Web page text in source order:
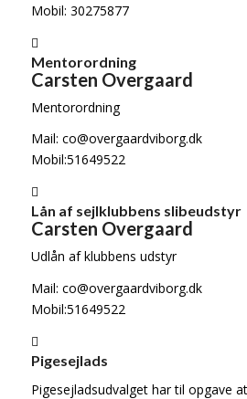
Mobil: 30275877
Mentorordning
Carsten Overgaard
Mentorordning
Mail: co@overgaardviborg.dk
Mobil:51649522
Lån af sejlklubbens slibeudstyr
Carsten Overgaard
Udlån af klubbens udstyr
Mail: co@overgaardviborg.dk
Mobil:51649522
Pigesejlads
Pigesejladsudvalget har til opgave